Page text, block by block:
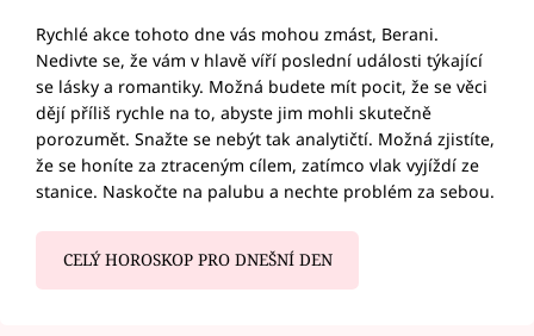
Rychlé akce tohoto dne vás mohou zmást, Berani.
Nedivte se, že vám v hlavě víří poslední události týkající
se lásky a romantiky. Možná budete mít pocit, že se věci
dějí příliš rychle na to, abyste jim mohli skutečně
porozumět. Snažte se nebýt tak analytičtí. Možná zjistíte,
že se honíte za ztraceným cílem, zatímco vlak vyjíždí ze
stanice. Naskočte na palubu a nechte problém za sebou.
CELÝ HOROSKOP PRO DNEŠNÍ DEN